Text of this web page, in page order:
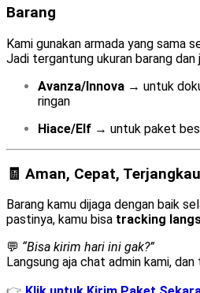
Barang
Kami gunakan armada yang sama
Jadi tergantung ukuran barang dan
Avanza/Innova → untuk
ringan
Hiace/Elf → untuk paket
🧾 Aman, Cepat, Terjangkau
Barang kamu dijaga dengan baik
pastinya, kamu bisa tracking
💬 “Bisa kirim hari ini gak?”
Langsung aja chat admin kami,